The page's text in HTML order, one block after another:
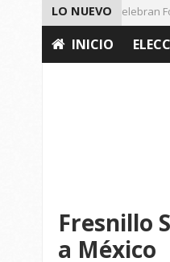
LO NUEVOCelebran
INICIO
Fresnillo
a México